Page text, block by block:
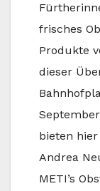
frisches
Produkte
dieser
bieten
Andrea
METI’s